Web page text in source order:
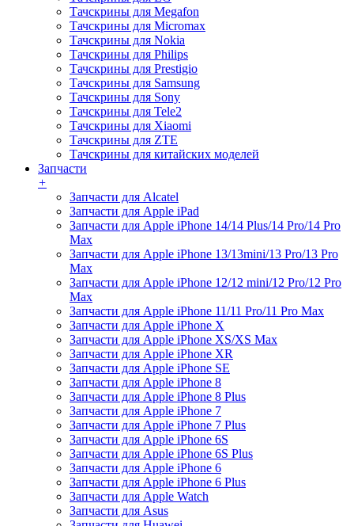
Тачскрины для Megafon
Тачскрины для Micromax
Тачскрины для Nokia
Тачскрины для Philips
Тачскрины для Prestigio
Тачскрины для Samsung
Тачскрины для Sony
Тачскрины для Tele2
Тачскрины для Xiaomi
Тачскрины для ZTE
Тачскрины для китайских моделей
Запчасти
+
Запчасти для Alcatel
Запчасти для Apple iPad
Запчасти для Apple iPhone 14/14 Plus/14 Pro/14 Pro
Max
Запчасти для Apple iPhone 13/13mini/13 Pro/13 Pro
Max
Запчасти для Apple iPhone 12/12 mini/12 Pro/12 Pro
Max
Запчасти для Apple iPhone 11/11 Pro/11 Pro Max
Запчасти для Apple iPhone X
Запчасти для Apple iPhone XS/XS Max
Запчасти для Apple iPhone XR
Запчасти для Apple iPhone SE
Запчасти для Apple iPhone 8
Запчасти для Apple iPhone 8 Plus
Запчасти для Apple iPhone 7
Запчасти для Apple iPhone 7 Plus
Запчасти для Apple iPhone 6S
Запчасти для Apple iPhone 6S Plus
Запчасти для Apple iPhone 6
Запчасти для Apple iPhone 6 Plus
Запчасти для Apple Watch
Запчасти для Asus